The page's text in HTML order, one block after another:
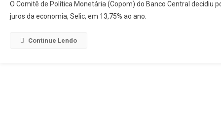
O Comitê de Política Monetária (Copom) do Banco Central decidiu
juros da economia, Selic, em 13,75% ao ano.
Continue Lendo